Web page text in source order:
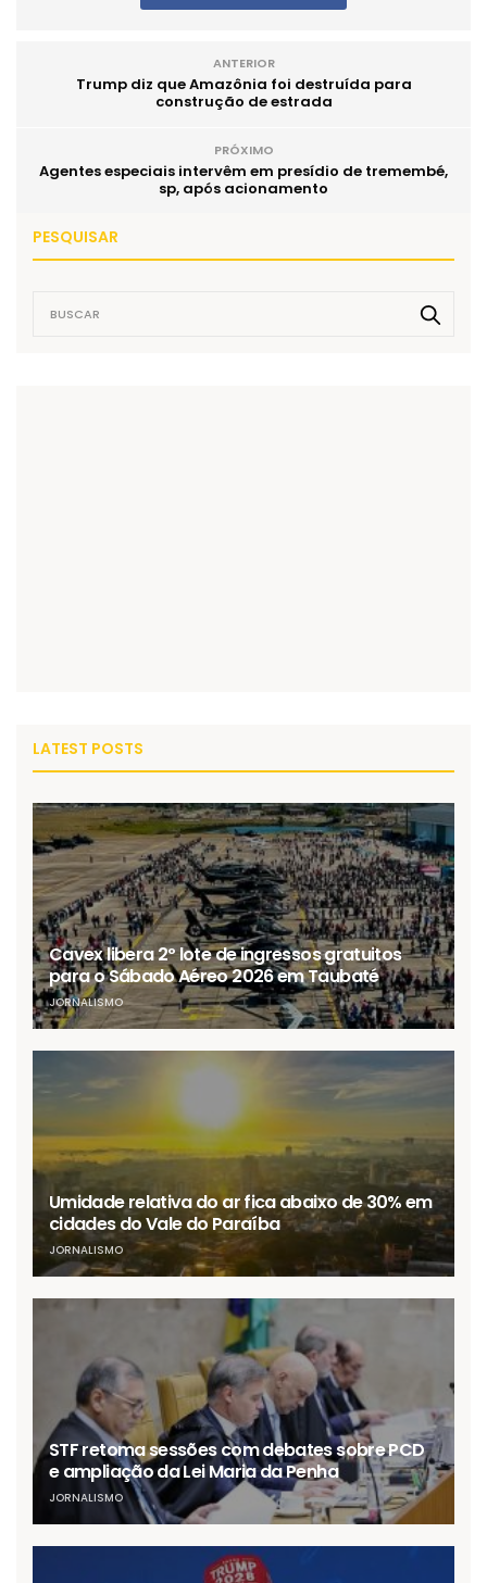
ANTERIOR
Trump diz que Amazônia foi destruída para
construção de estrada
PRÓXIMO
Agentes especiais intervêm em presídio de tremembé,
sp, após acionamento
PESQUISAR
LATEST POSTS
Cavex libera 2º lote de ingressos gratuitos
para o Sábado Aéreo 2026 em Taubaté
JORNALISMO
Umidade relativa do ar fica abaixo de 30% em
cidades do Vale do Paraíba
JORNALISMO
STF retoma sessões com debates sobre PCD
e ampliação da Lei Maria da Penha
JORNALISMO